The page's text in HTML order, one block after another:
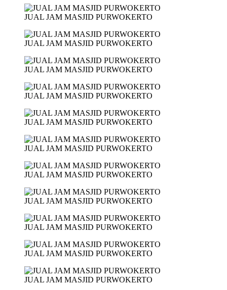
JUAL JAM MASJID PURWOKERTO
JUAL JAM MASJID PURWOKERTO
JUAL JAM MASJID PURWOKERTO
JUAL JAM MASJID PURWOKERTO
JUAL JAM MASJID PURWOKERTO
JUAL JAM MASJID PURWOKERTO
JUAL JAM MASJID PURWOKERTO
JUAL JAM MASJID PURWOKERTO
JUAL JAM MASJID PURWOKERTO
JUAL JAM MASJID PURWOKERTO
JUAL JAM MASJID PURWOKERTO